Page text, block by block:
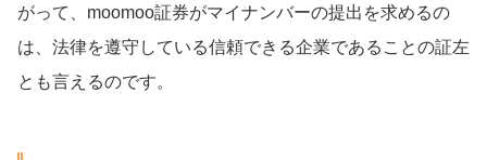
がって、moomoo証券がマイナンバーの提出を求めるの
は、法律を遵守している信頼できる企業であることの証左
とも言えるのです。